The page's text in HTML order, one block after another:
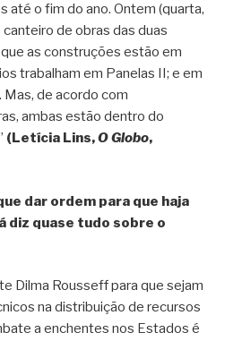
até o fim do ano. Ontem (quarta,
de obras das duas
as construções estão em
trabalham em Panelas II; e em
Mas, de acordo com
ambas estão dentro do
(Letícia Lins,O Globo,
dar ordem para que haja
diz quase tudo sobre o
Dilma Rousseff para que sejam
na distribuição de recursos
a enchentes nos Estados é